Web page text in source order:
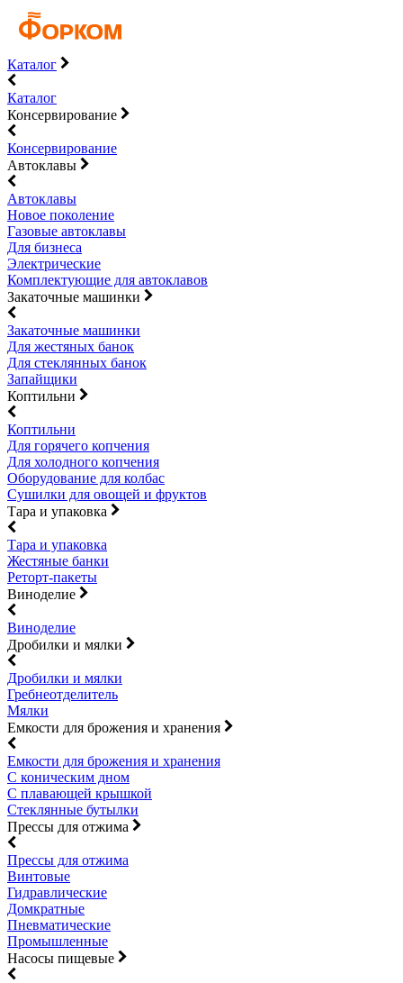
Каталог
Каталог
Консервирование
Консервирование
Автоклавы
Автоклавы
Новое поколение
Газовые автоклавы
Для бизнеса
Электрические
Комплектующие для автоклавов
Закаточные машинки
Закаточные машинки
Для жестяных банок
Для стеклянных банок
Запайщики
Коптильни
Коптильни
Для горячего копчения
Для холодного копчения
Оборудование для колбас
Сушилки для овощей и фруктов
Тара и упаковка
Тара и упаковка
Жестяные банки
Реторт-пакеты
Виноделие
Виноделие
Дробилки и мялки
Дробилки и мялки
Гребнеотделитель
Мялки
Емкости для брожения и хранения
Емкости для брожения и хранения
С коническим дном
С плавающей крышкой
Стеклянные бутылки
Прессы для отжима
Прессы для отжима
Винтовые
Гидравлические
Домкратные
Пневматические
Промышленные
Насосы пищевые